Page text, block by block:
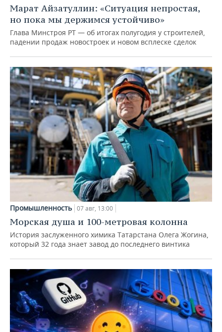
Марат Айзатуллин: «Ситуация непростая,
но пока мы держимся устойчиво»
Глава Минстроя РТ — об итогах полугодия у строителей,
падении продаж новостроек и новом всплеске сделок
Промышленность 07 авг, 13:00
Морская душа и 100-метровая колонна
История заслуженного химика Татарстана Олега Жогина,
который 32 года знает завод до последнего винтика